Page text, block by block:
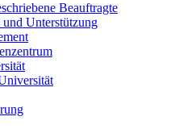
Beauftragte
Unterstützung